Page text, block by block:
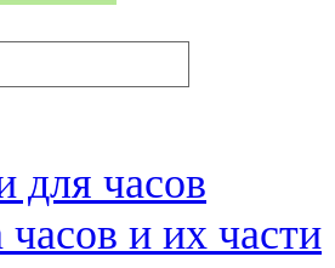
для часов
и их части